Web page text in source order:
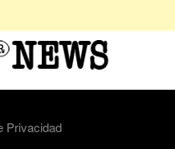
Privacidad